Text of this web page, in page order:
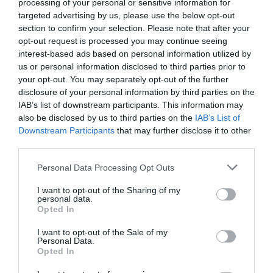
processing of your personal or sensitive information for
targeted advertising by us, please use the below opt-out
section to confirm your selection. Please note that after your
opt-out request is processed you may continue seeing
interest-based ads based on personal information utilized by
us or personal information disclosed to third parties prior to
your opt-out. You may separately opt-out of the further
disclosure of your personal information by third parties on the
IAB’s list of downstream participants. This information may
also be disclosed by us to third parties on the IAB’s List of
Downstream Participants that may further disclose it to other
Please note that this website/app uses one or more Google
not limited to your visit or usage behaviour. You may click to
grant or deny consent to Google and its third-party tags to
use your data for below specified purposes in below Google
consent section.
Personal Data Processing Opt Outs
I want to opt-out of the Sharing of my
personal data.
Opted In
I want to opt-out of the Sale of my
Personal Data.
Opted In
ΣΥΡΙΖΑ, προτού τον οδηγήσει σε δυο διασπάσεις.
Στη συνέχεια με τις ταξιδιωτικές διαδρομές για…
ενημέρωση. Και πλέον με την αποχώρηση από το
κόμμα του.
Όχι ως Μωυσής που λένε κάποιοι: Ούτε τους
ΣΥΡΙΖΑίους οδήγησε να διασχίσουν την έρημο,
ούτε πλάκες με εντολές φαίνεται να προσκομίζει
από το… υπερατλαντικό όρος.
Έχοντας επιβάλει φίλους και αντίπαλους στο
μαρτύριο της σταγόνας για το ενδεχόμενο να
ιδρύσει νέο κόμμα – με πιθανότερο να κατεβάσει
απλώς εκλογικούς συνδυασμούς χωρίς πολιτικό
φορέα με δομή και οργανώσεις βάσεις –
επιδιώκει να πάρει τη δεύτερη θέση στις εκλογές.